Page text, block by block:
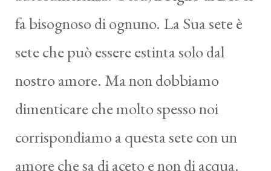
fa bisognoso di ognuno. La Sua sete è
sete che può essere estinta solo dal
nostro amore. Ma non dobbiamo
dimenticare che molto spesso noi
corrispondiamo a questa sete con un
amore che sa di aceto e non di acqua.